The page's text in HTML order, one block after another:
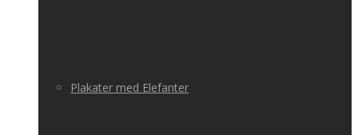
Plakater med Elefanter